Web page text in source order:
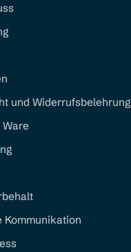
und Widerrufsbelehrung
Ware
Kommunikation